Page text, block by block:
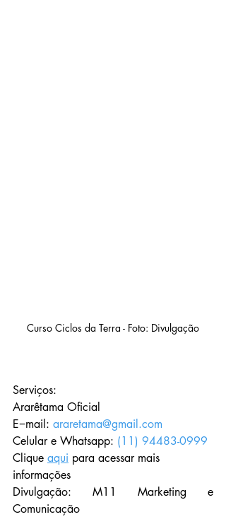
Curso Ciclos da Terra - Foto: Divulgação
Serviços:
Ararêtama Oficial
E−mail: araretama@gmail.com
​Celular e Whatsapp: (11) 94483-0999
Clique aqui para acessar mais
informações
Divulgação: M11 Marketing e
Comunicação